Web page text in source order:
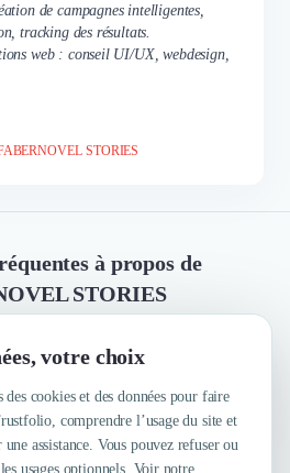
votre choix
cookies et des données pour faire
comprendre l’usage du site et
une assistance. Vous pouvez refuser ou
usages optionnels. Voir notre
de campagnes intelligentes,
tracking des résultats.
web : conseil UI/UX, webdesign,
STORIES
à propos de
STORIES
qualités que leur
?